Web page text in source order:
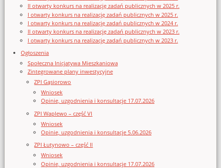
II otwarty konkurs na realizację zadań publicznych w 2025 r.
I otwarty konkurs na realizację zadań publicznych w 2025 r.
I otwarty konkurs na realizację zadań publicznych w 2024 r.
II otwarty konkurs na realizację zadań publicznych w 2023 r.
I otwarty konkurs na realizację zadań publicznych w 2023 r.
Ogłoszenia
Społeczna Inicjatywa Mieszkaniowa
Zintegrowane plany inwestycyjne
ZPI Gąsiorowo
Wniosek
Opinie, uzgodnienia i konsultacje 17.07.2026
ZPI Waplewo – część VI
Wniosek
Opinie, uzgodnienia i konsultacje 5.06.2026
ZPI Łutynowo – część II
Wniosek
Opinie, uzgodnienia i konsultacje 17.07.2026